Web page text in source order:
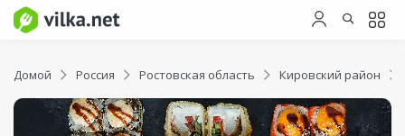
Домой Россия Ростовская область Кировский район